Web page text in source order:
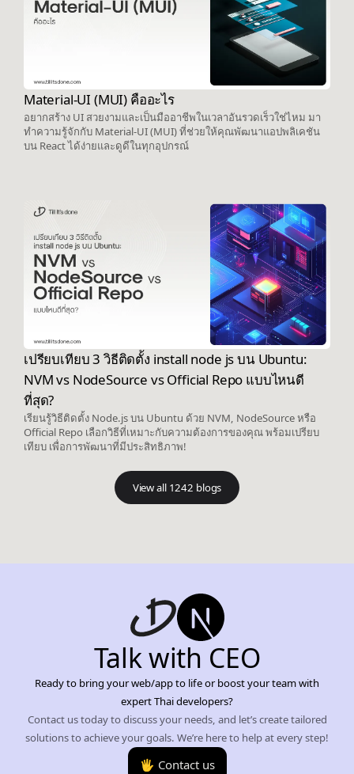
Material-UI (MUI) คืออะไร
อยากสร้าง UI สวยงามและเป็นมืออาชีพในเวลาอันรวดเร็วใช่ไหม มา
ทำความรู้จักกับ Material-UI (MUI) ที่ช่วยให้คุณพัฒนาแอปพลิเคชัน
บน React ได้ง่ายและดูดีในทุกอุปกรณ์
เปรียบเทียบ 3 วิธีติดตั้ง install node js บน Ubuntu:
NVM vs NodeSource vs Official Repo แบบไหนดี
ที่สุด?
เรียนรู้วิธีติดตั้ง Node.js บน Ubuntu ด้วย NVM, NodeSource หรือ
Official Repo เลือกวิธีที่เหมาะกับความต้องการของคุณ พร้อมเปรียบ
เทียบ เพื่อการพัฒนาที่มีประสิทธิภาพ!
View all 1242 blogs
Talk with CEO
Ready to bring your web/app to life or boost your team with
expert Thai developers?
Contact us today to discuss your needs, and let’s create tailored
solutions to achieve your goals. We’re here to help at every step!
🖐️ Contact us